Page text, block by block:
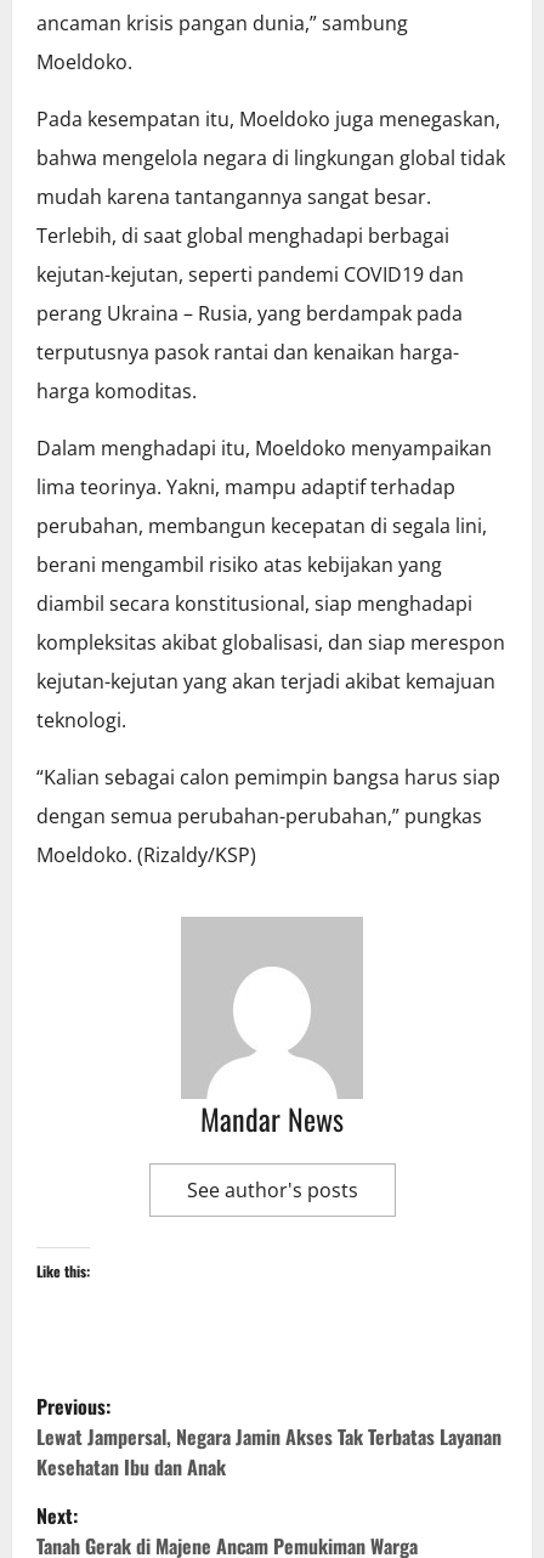
ancaman krisis pangan dunia,” sambung
Moeldoko.
Pada kesempatan itu, Moeldoko juga menegaskan,
bahwa mengelola negara di lingkungan global tidak
mudah karena tantangannya sangat besar.
Terlebih, di saat global menghadapi berbagai
kejutan-kejutan, seperti pandemi COVID19 dan
perang Ukraina – Rusia, yang berdampak pada
terputusnya pasok rantai dan kenaikan harga-
harga komoditas.
Dalam menghadapi itu, Moeldoko menyampaikan
lima teorinya. Yakni, mampu adaptif terhadap
perubahan, membangun kecepatan di segala lini,
berani mengambil risiko atas kebijakan yang
diambil secara konstitusional, siap menghadapi
kompleksitas akibat globalisasi, dan siap merespon
kejutan-kejutan yang akan terjadi akibat kemajuan
teknologi.
“Kalian sebagai calon pemimpin bangsa harus siap
dengan semua perubahan-perubahan,” pungkas
Moeldoko. (Rizaldy/KSP)
Mandar News
See author's posts
Like this:
P
o
s
Previous:
Lewat Jampersal, Negara Jamin Akses Tak Terbatas Layanan
Kesehatan Ibu dan Anak
Next:
Tanah Gerak di Majene Ancam Pemukiman Warga